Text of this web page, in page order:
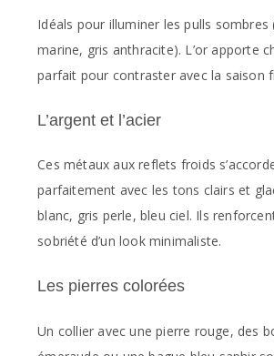
Idéals pour illuminer les pulls sombres
marine, gris anthracite). L’or apporte
parfait pour contraster avec la saison
L’argent et l’acier
Ces métaux aux reflets froids
parfaitement avec les tons clairs et
blanc, gris perle, bleu ciel. Ils
sobriété d’un look minimaliste.
Les pierres colorées
Un collier avec une pierre rouge, des